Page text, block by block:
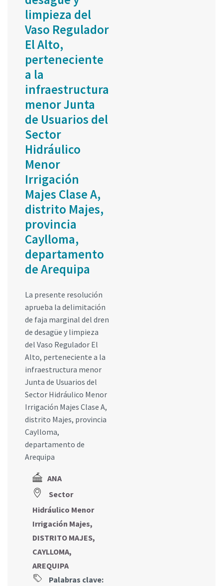
limpieza del
Vaso Regulador
El Alto,
perteneciente
a la
infraestructura
menor Junta
de Usuarios del
Sector
Hidráulico
Menor
Irrigación
Majes Clase A,
distrito Majes,
provincia
Caylloma,
departamento
de Arequipa
La presente resolución
aprueba la delimitación
de faja marginal del dren
de desagüe y limpieza
del Vaso Regulador El
Alto, perteneciente a la
infraestructura menor
Junta de Usuarios del
Sector Hidráulico Menor
Irrigación Majes Clase A,
distrito Majes, provincia
Caylloma,
departamento de
Arequipa
ANA
Sector
Hidráulico Menor
Irrigación Majes,
DISTRITO MAJES,
CAYLLOMA,
AREQUIPA
Palabras clave: